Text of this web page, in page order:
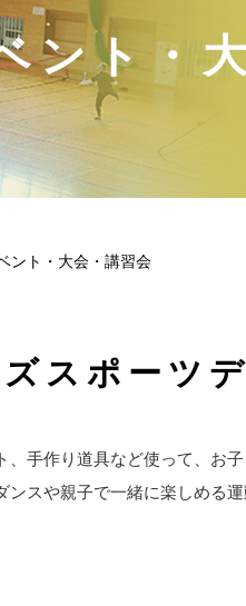
ント・
ント・大会・講習会
スポーツ
、手作り道具など使って、お
ンスや親子で一緒に楽しめる運